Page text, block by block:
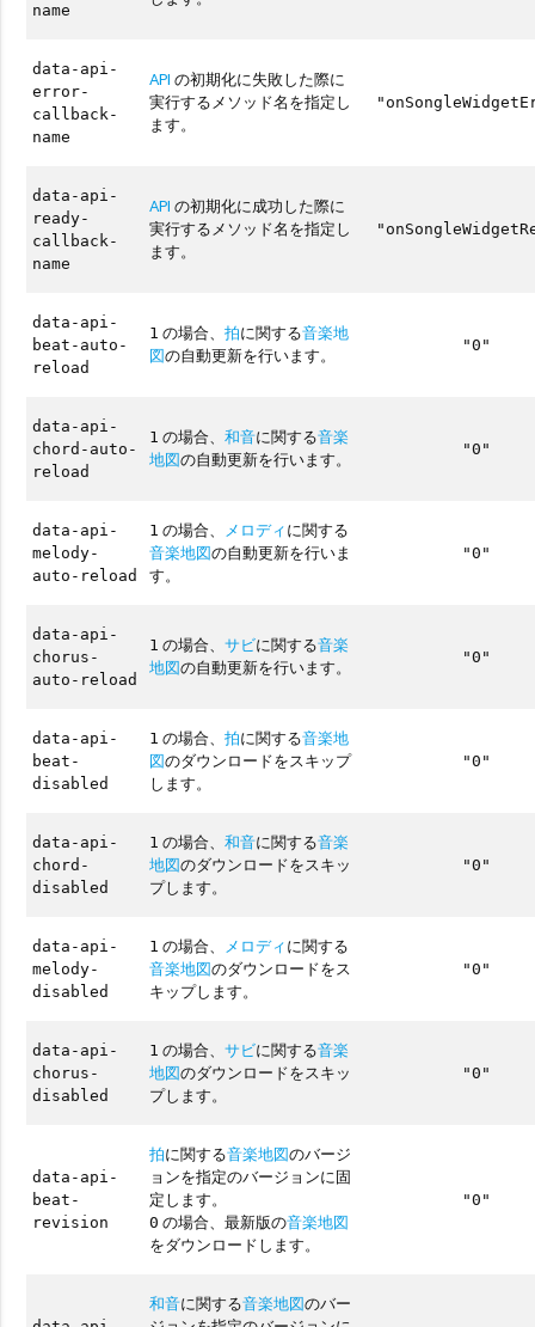
name
data-api-
error-
callback-
name
API の初期化に失敗した際に
実行するメソッド名を指定し
ます。
data-api-
ready-
callback-
name
API の初期化に成功した際に
実行するメソッド名を指定し
ます。
data-api-
beat-auto-
reload
1 の場合、拍に関する音楽地
図の自動更新を行います。
"0"
data-api-
chord-auto-
reload
1 の場合、和音に関する音楽
地図の自動更新を行います。
"0"
data-api-
melody-
auto-reload
1 の場合、 メロディに関する
音楽地図の自動更新を行いま
す。
"0"
data-api-
chorus-
auto-reload
1 の場合、サビに関する音楽
地図の自動更新を行います。
"0"
data-api-
beat-
disabled
1 の場合、拍に関する音楽地
図のダウンロードをスキップ
します。
"0"
data-api-
chord-
disabled
1 の場合、和音に関する音楽
地図のダウンロードをスキッ
プします。
"0"
data-api-
melody-
disabled
1 の場合、 メロディに関する
音楽地図のダウンロードをス
キップします。
"0"
data-api-
chorus-
disabled
1 の場合、サビに関する音楽
地図のダウンロードをスキッ
プします。
"0"
data-api-
beat-
revision
拍に関する音楽地図のバージ
ョンを指定のバージョンに固
定します。
0 の場合、最新版の音楽地図
をダウンロードします。
"0"
和音に関する音楽地図のバー